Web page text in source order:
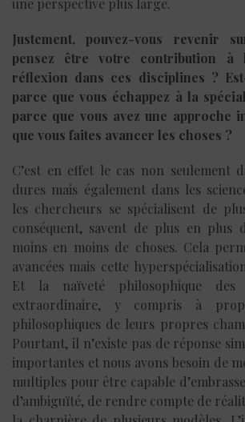
une perspective plus large.
Justement, pouvez-vous revenir
pensez être votre contribution à
réflexion dans ces disciplines ?
parce que vous échappez à la
parce que vous avez une approche
que vous faites avancer les choses ?
C’est en effet le cas non seulement
dures mais également dans les
les chercheurs se spécialisent de
conséquent, savent de plus en plus
moins en moins de choses. Cela
avancées mais cette
Et la naïveté philosophique des
extraordinaire, y compris à
philosophiques de leurs propres
Pourtant, il n’existe pas de réponse
importantes et nous avons besoin de
multiples pour être capable
d’ambiguïté, de rendre compte de